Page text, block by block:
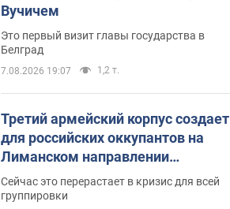
Вучичем
Это первый визит главы государства в
Белград
7.08.2026 19:07 1,2 т.
Третий армейский корпус создает
для российских оккупантов на
Лиманском направлении
критический дискомфорт: как это
удалось
Сейчас это перерастает в кризис для всей
группировки